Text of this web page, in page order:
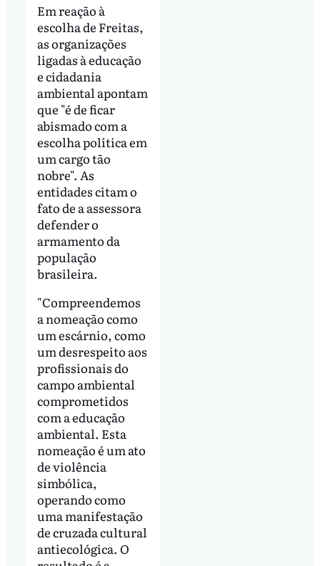
Em reação à
escolha de Freitas,
as organizações
ligadas à educação
e cidadania
ambiental apontam
que "é de ficar
abismado com a
escolha política em
um cargo tão
nobre". As
entidades citam o
fato de a assessora
defender o
armamento da
população
brasileira.
"Compreendemos
a nomeação como
um escárnio, como
um desrespeito aos
profissionais do
campo ambiental
comprometidos
com a educação
ambiental. Esta
nomeação é um ato
de violência
simbólica,
operando como
uma manifestação
de cruzada cultural
antiecológica. O